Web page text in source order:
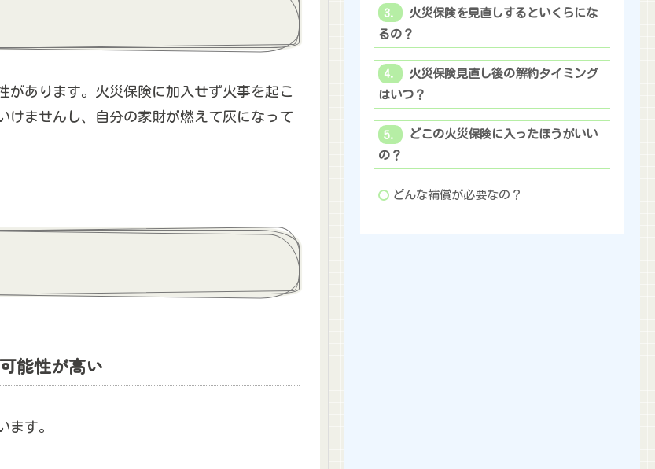
があります。火災保険に加入せず火事を起こ
けませんし、自分の家財が燃えて灰になって
能性が高い
ます。
火災保険を見直しするといくらにな
るの？
火災保険見直し後の解約タイミング
はいつ？
どこの火災保険に入ったほうがいい
の？
どんな補償が必要なの？